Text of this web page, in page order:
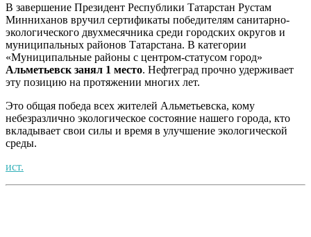
В завершение Президент Республики Татарстан Рустам
Минниханов вручил сертификаты победителям санитарно-
экологического двухмесячника среди городских округов и
муниципальных районов Татарстана. В категории
«Муниципальные районы с центром-статусом город»
Альметьевск занял 1 место. Нефтеград прочно удерживает
эту позицию на протяжении многих лет.
Это общая победа всех жителей Альметьевска, кому
небезразлично экологическое состояние нашего города, кто
вкладывает свои силы и время в улучшение экологической
среды.
ист.